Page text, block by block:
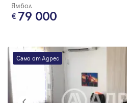
Ямбол
79 000
Само от Адрес